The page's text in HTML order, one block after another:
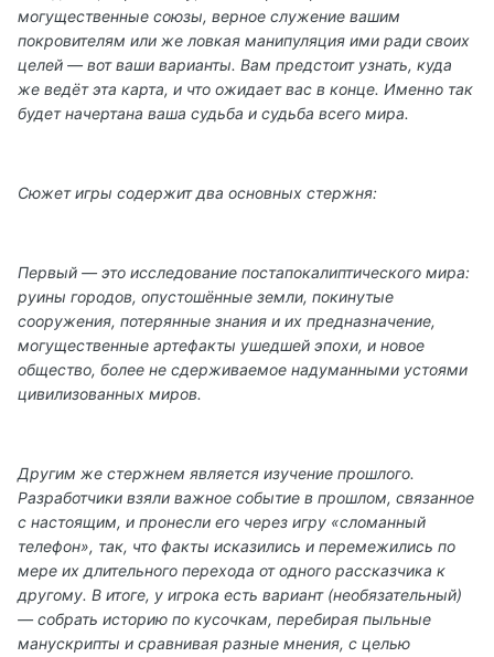
могущественные союзы, верное служение вашим
покровителям или же ловкая манипуляция ими ради своих
целей — вот ваши варианты. Вам предстоит узнать, куда
же ведёт эта карта, и что ожидает вас в конце. Именно так
будет начертана ваша судьба и судьба всего мира.
Сюжет игры содержит два основных стержня:
Первый — это исследование постапокалиптического мира:
руины городов, опустошённые земли, покинутые
сооружения, потерянные знания и их предназначение,
могущественные артефакты ушедшей эпохи, и новое
общество, более не сдерживаемое надуманными устоями
цивилизованных миров.
Другим же стержнем является изучение прошлого.
Разработчики взяли важное событие в прошлом, связанное
с настоящим, и пронесли его через игру «сломанный
телефон», так, что факты исказились и перемежились по
мере их длительного перехода от одного рассказчика к
другому. В итоге, у игрока есть вариант (необязательный)
— собрать историю по кусочкам, перебирая пыльные
манускрипты и сравнивая разные мнения, с целью